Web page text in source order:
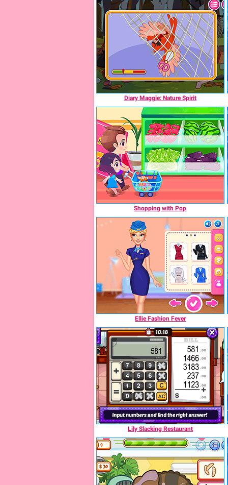
Diary Maggie: Nature Spirit
Shopping with Pop
Ellie Fashion Fever
Lily Slacking Restaurant